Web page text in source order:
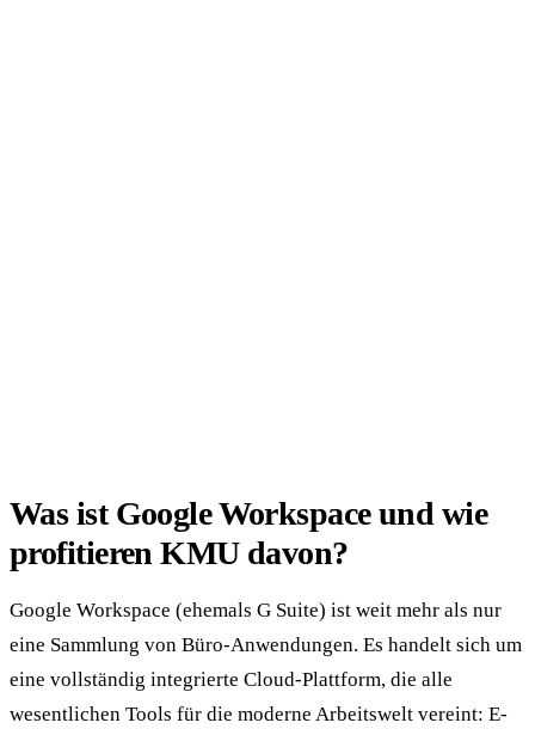
Was ist Google Workspace und wie
profitieren KMU davon?
Google Workspace (ehemals G Suite) ist weit mehr als nur
eine Sammlung von Büro-Anwendungen. Es handelt sich um
eine vollständig integrierte Cloud-Plattform, die alle
wesentlichen Tools für die moderne Arbeitswelt vereint: E-